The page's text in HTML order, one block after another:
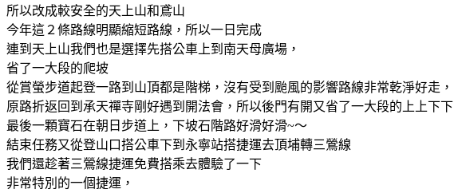
所以改成較安全的天上山和鳶山
今年這２條路線明顯縮短路線，所以一日完成
連到天上山我們也是選擇先搭公車上到南天母廣場，
省了一大段的爬坡
從賞螢步道起登一路到山頂都是階梯，沒有受到颱風的影響路線非常乾淨好走，
原路折返回到承天禪寺剛好遇到開法會，所以後門有開又省了一大段的上上下下
最後一顆寶石在朝日步道上，下坡石階路好滑好滑~～
結束任務又從登山口搭公車下到永寧站搭捷運去頂埔轉三鶯線
我們還趁著三鶯線捷運免費搭乘去體驗了一下
非常特別的一個捷運，